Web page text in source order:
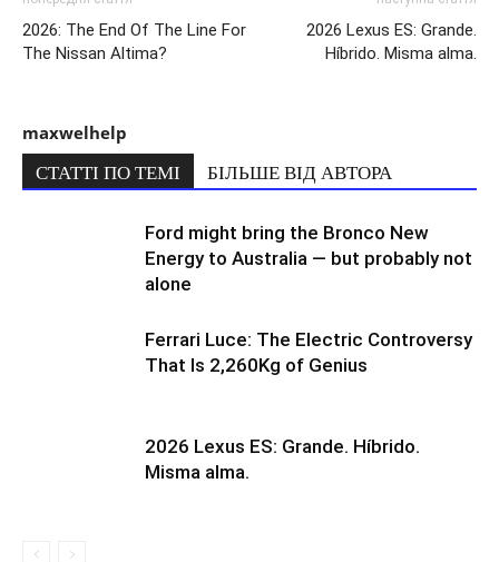
2026: The End Of The Line For
The Nissan Altima?
2026 Lexus ES: Grande.
Híbrido. Misma alma.
maxwelhelp
СТАТТІ ПО ТЕМІ БІЛЬШЕ ВІД АВТОРА
Ford might bring the Bronco New
Energy to Australia — but probably not
alone
Ferrari Luce: The Electric Controversy
That Is 2,260Kg of Genius
2026 Lexus ES: Grande. Híbrido.
Misma alma.